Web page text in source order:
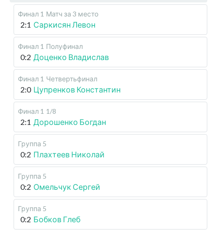
Финал 1 Матч за 3 место
2:1 Саркисян Левон
Финал 1 Полуфинал
0:2 Доценко Владислав
Финал 1 Четвертьфинал
2:0 Цупренков Константин
Финал 1 1/8
2:1 Дорошенко Богдан
Группа 5
0:2 Плахтеев Николай
Группа 5
0:2 Омельчук Сергей
Группа 5
0:2 Бобков Глеб